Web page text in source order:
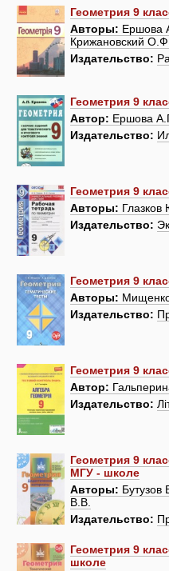
Геометрия 9
Авторы: Ершова
Крижановский
Издательство:
Геометрия 9
Автор: Ершова
Издательство:
Геометрия 9
Авторы:
Издательство:
Геометрия 9
Авторы:
Издательство:
Геометрия 9
Автор:
Издательство:
Геометрия 9
МГУ - школе
Авторы:
В.В.
Издательство:
Геометрия 9
школе